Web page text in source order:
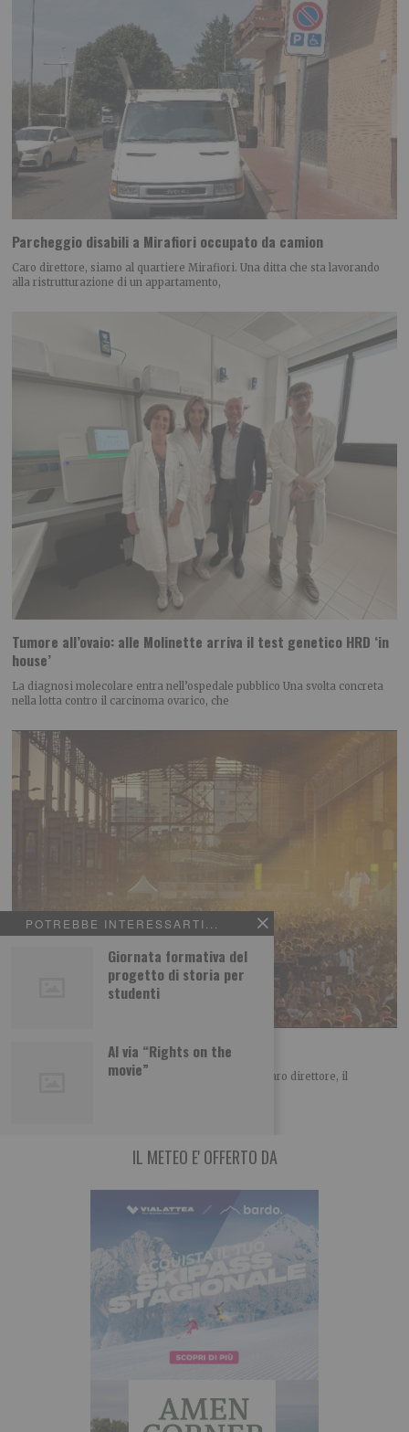
POTREBBE INTERESSARTI...
Giornata formativa del
progetto di storia per
studenti
Al via “Rights on the
movie”
Parcheggio disabili a Mirafiori occupato da camion
Caro direttore, siamo al quartiere Mirafiori. Una ditta che sta lavorando
alla ristrutturazione di un appartamento,
Tumore all’ovaio: alle Molinette arriva il test genetico HRD ‘in
house’
La diagnosi molecolare entra nell’ospedale pubblico Una svolta concreta
nella lotta contro il carcinoma ovarico, che
“No alla ‘privatizzazione’ del Parco Dora”
LETTERA APERTA SUL KAPPA FUTURFESTIVAL Caro direttore, il
IL METEO E' OFFERTO DA